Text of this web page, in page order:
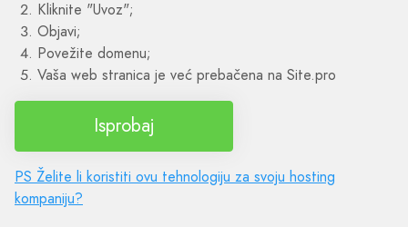
Kliknite "Uvoz";
Objavi;
Povežite domenu;
Vaša web stranica je već prebačena na Site.pro
Isprobaj
PS Želite li koristiti ovu tehnologiju za svoju hosting
kompaniju?